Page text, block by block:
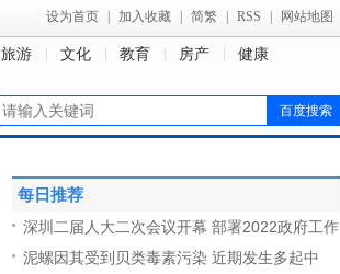
设为首页 加入收藏 简繁 RSS 网站地图
旅游 文化 教育 房产 健康
每日推荐
深圳二届人大二次会议开幕 部署2022政府工作
泥螺因其受到贝类毒素污染 近期发生多起中